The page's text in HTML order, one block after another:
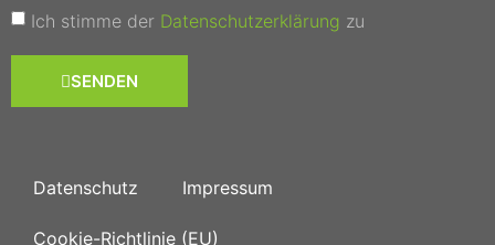
Ich stimme der Datenschutzerklärung zu
SENDEN
Datenschutz Impressum
Cookie-Richtlinie (EU)